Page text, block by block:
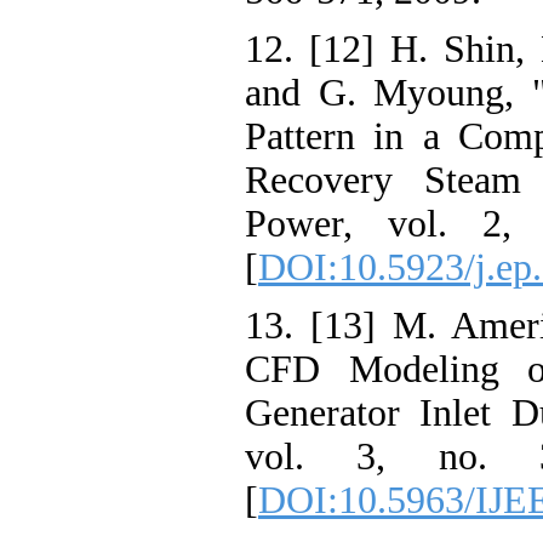
12. [12] H.
and G.
Pattern in a
Recovery
Power, vol.
[DOI:10.5923/
13. [13] M.
CFD
Generator
vol. 3,
[DOI:10.5963/